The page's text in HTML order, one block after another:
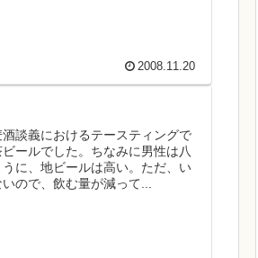
2008.11.20
談義におけるテースティングで
ールでした。ちなみに男性は八
に、地ビールは高い。ただ、い
ので、飲む量が減って...